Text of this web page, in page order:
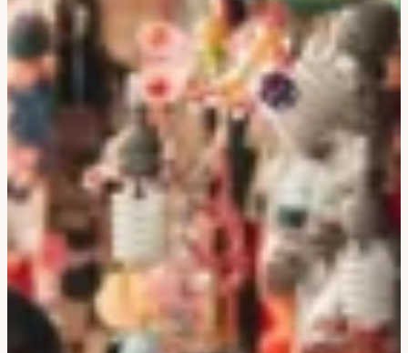
Dubaï
Oman
Japon
Corée Du Sud
Afrique Du Sud
Botswana
Mozambique